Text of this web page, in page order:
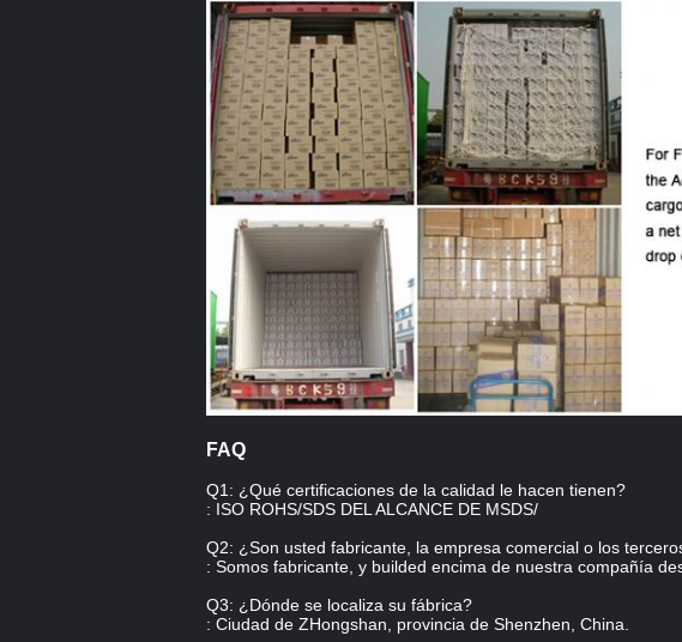
FAQ
Q1: ¿Qué certificaciones de la calidad le hacen tienen?
: ISO ROHS/SDS DEL ALCANCE DE MSDS/
Q2: ¿Son usted fabricante, la empresa comercial o los
: Somos fabricante, y builded encima de nuestra compañía
Q3: ¿Dónde se localiza su fábrica?
: Ciudad de ZHongshan, provincia de Shenzhen, China.